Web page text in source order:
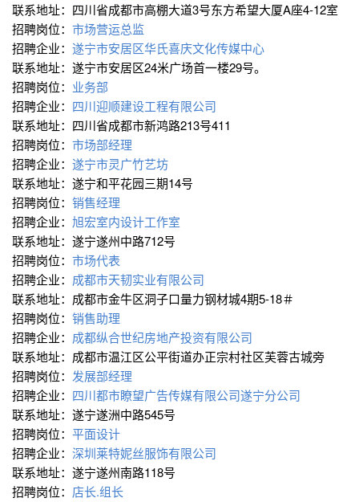
联系地址：四川省成都市高棚大道3号东方希望大厦A座4-12室
招聘岗位： 市场营运总监
招聘企业： 遂宁市安居区华氏喜庆文化传媒中心
联系地址：遂宁市安居区24米广场首一楼29号。
招聘岗位： 业务部
招聘企业： 四川迎顺建设工程有限公司
联系地址：四川省成都市新鸿路213号411
招聘岗位： 市场部经理
招聘企业： 遂宁市灵广竹艺坊
联系地址：遂宁和平花园三期14号
招聘岗位： 销售经理
招聘企业： 旭宏室内设计工作室
联系地址：遂宁遂州中路712号
招聘岗位： 市场代表
招聘企业： 成都市天韧实业有限公司
联系地址：成都市金牛区洞子口量力钢材城4期5-18＃
招聘岗位： 销售助理
招聘企业： 成都纵合世纪房地产投资有限公司
联系地址：成都市温江区公平街道办正宗村社区芙蓉古城旁
招聘岗位： 发展部经理
招聘企业： 四川都市瞭望广告传媒有限公司遂宁分公司
联系地址：遂宁遂洲中路545号
招聘岗位： 平面设计
招聘企业： 深圳莱特妮丝服饰有限公司
联系地址：遂宁遂州南路118号
招聘岗位： 店长.组长